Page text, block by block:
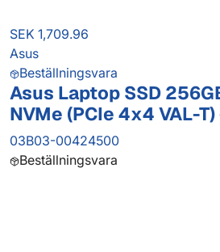
SEK 1,709.96
Asus
Beställningsvara
Asus Laptop SSD
NVMe (PCIe 4x4 VAL-T)
03B03-00424500
Beställningsvara